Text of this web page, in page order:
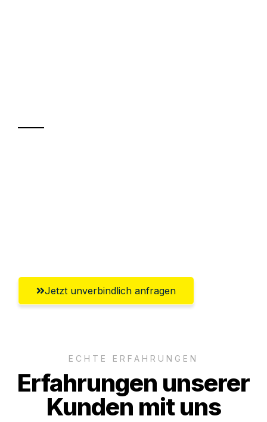
Jetzt unverbindlich anfragen
ECHTE ERFAHRUNGEN
Erfahrungen unserer
Kunden mit uns